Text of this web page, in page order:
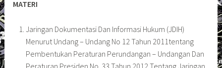
MATERI
Jaringan Dokumentasi Dan Informasi Hukum (JDIH)
Menurut Undang – Undang No 12 Tahun 2011tentang
Pembentukan Peraturan Perundangan – Undangan Dan
Peraturan Presiden No. 33 Tahun 2012 Tentang Jaringan